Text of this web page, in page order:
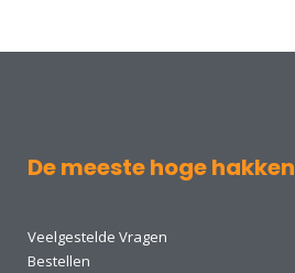
De meeste hoge hakken
Veelgestelde Vragen
Bestellen